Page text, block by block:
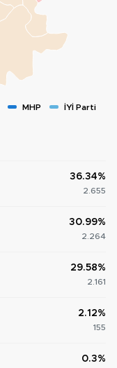
MHP İYİ Parti
36.34%
2.655
30.99%
2.264
29.58%
2.161
2.12%
155
0.3%